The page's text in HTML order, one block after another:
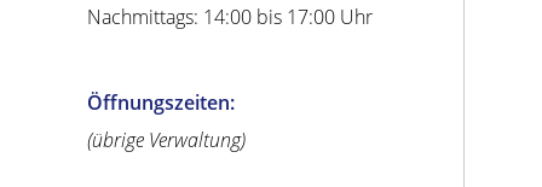
Nachmittags: 14:00 bis 17:00 Uhr
Öffnungszeiten:
(übrige Verwaltung)